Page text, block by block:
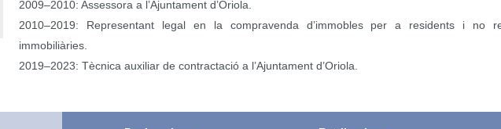
2009–2010: Assessora a l’Ajuntament d’Oriola.
2010–2019: Representant legal en la compravenda d’immobles per a residents i no
immobiliàries.
2019–2023: Tècnica auxiliar de contractació a l’Ajuntament d’Oriola.